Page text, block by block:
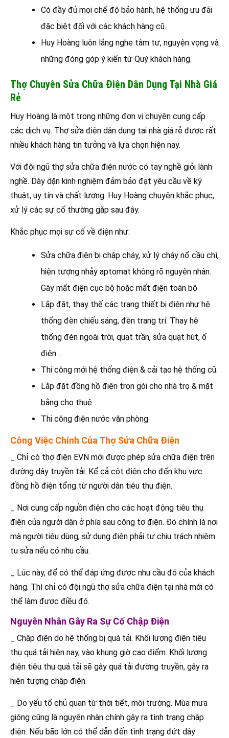
Có đầy đủ mọi chế độ bảo hành, hệ thống ưu đãi
đặc biệt đối với các khách hàng cũ.
Huy Hoàng luôn lắng nghe tâm tư, nguyện vọng và
những đóng góp ý kiến từ Quý khách hàng.
Thợ Chuyên Sửa Chữa Điện Dân Dụng Tại Nhà Giá
Rẻ
Huy Hoàng là một trong những đơn vị chuyên cung cấp
các dịch vụ. Thợ sửa điện dân dụng tại nhà giá rẻ được rất
nhiều khách hàng tin tưởng và lựa chọn hiện nay.
Với đội ngũ thợ sửa chữa điện nước có tay nghề giỏi lành
nghề. Dày dặn kinh nghiệm đảm bảo đạt yêu cầu về kỹ
thuật, uy tín và chất lượng. Huy Hoàng chuyên khắc phục,
xử lý các sự cố thường gặp sau đây.
Khắc phục mọi sự cố về điện như:
Sửa chữa điện bị chập cháy, xử lý cháy nổ cầu chì,
hiện tượng nhảy aptomat không rõ nguyên nhân.
Gây mất điện cục bộ hoặc mất điện toàn bộ
Lắp đặt, thay thế các trang thiết bị điện như hệ
thống đèn chiếu sáng, đèn trang trí. Thay hệ
thống đèn ngoài trời, quạt trần, sửa quạt hút, ổ
điện…
Thi công mới hệ thống điện & cải tạo hệ thống cũ.
Lắp đặt đồng hồ điện trọn gói cho nhà trọ & mặt
bằng cho thuê
Thi công điện nước văn phòng
Công Việc Chính Của Thợ Sửa Chữa Điện
_ Chỉ có thợ điện EVN mới được phép sửa chữa điện trên
đường dây truyền tải. Kể cả cột điện cho đến khu vực
đồng hồ điện tổng từ người dân tiêu thụ điện.
_ Nơi cung cấp nguồn điện cho các hoạt động tiêu thụ
điện của người dân ở phía sau công tơ điện. Đó chính là nơi
mà người tiêu dùng, sử dụng điện phải tự chịu trách nhiệm
tu sửa nếu có nhu cầu.
_ Lúc này, để có thể đáp ứng được nhu cầu đó của khách
hàng. Thì chỉ có đội ngũ thợ sửa chữa điện tại nhà mới có
thể làm được điều đó.
Nguyên Nhân Gây Ra Sự Cố Chập Điện
_ Chập điện do hệ thống bị quá tải. Khối lượng điện tiêu
thụ quá tải hiện nay, vào khung giờ cao điểm. Khối lượng
điện tiêu thụ quá tải sẽ gây quá tải đường truyền, gây ra
hiện tượng chập điện.
_ Do yếu tố chủ quan từ thời tiết, môi trường. Mùa mưa
giông cũng là nguyên nhân chính gây ra tình trạng chập
điện. Nếu bão lớn có thể dẫn đến tình trạng đứt dây